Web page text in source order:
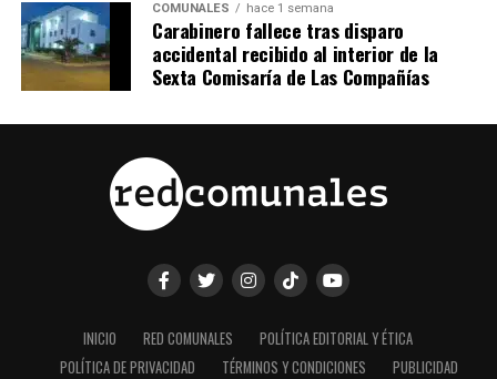
COMUNALES hace 1 semana
Carabinero fallece tras disparo
accidental recibido al interior de la
Sexta Comisaría de Las Compañías
INICIO RED COMUNALES
POLÍTICA EDITORIAL Y ÉTICA
POLÍTICA DE PRIVACIDAD
TÉRMINOS Y CONDICIONES PUBLICIDAD